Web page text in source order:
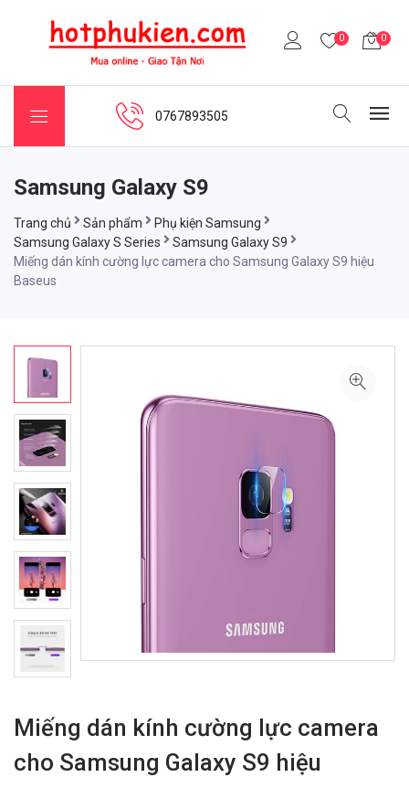
0 0
0767893505
Samsung Galaxy S9
Trang chủ Sản phẩm
Phụ kiện Samsung
Samsung Galaxy S Series
Samsung Galaxy S9
Miếng dán kính cường lực camera cho Samsung Galaxy S9 hiệu
Baseus
Miếng dán kính cường lực camera
cho Samsung Galaxy S9 hiệu